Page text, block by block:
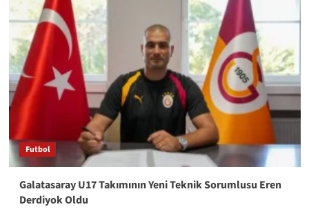
Futbol
Galatasaray U17 Takımının Yeni Teknik Sorumlusu Eren
Derdiyok Oldu